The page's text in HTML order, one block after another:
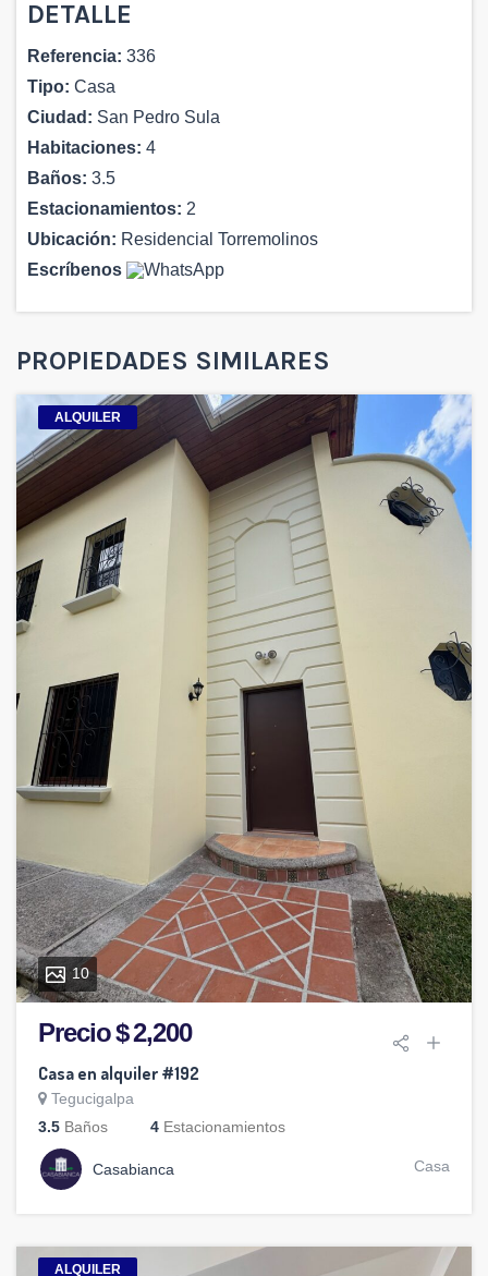
DETALLE
Referencia: 336
Tipo: Casa
Ciudad: San Pedro Sula
Habitaciones: 4
Baños: 3.5
Estacionamientos: 2
Ubicación: Residencial Torremolinos
Escríbenos
PROPIEDADES SIMILARES
ALQUILER
10
Precio $ 2,200
Casa en alquiler #192
Tegucigalpa
3.5 Baños 4 Estacionamientos
Casabianca Casa
ALQUILER